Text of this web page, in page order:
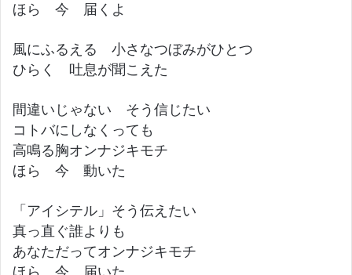
ほら 今 届くよ
風にふるえる 小さなつぼみがひとつ
ひらく 吐息が聞こえた
間違いじゃない そう信じたい
コトバにしなくっても
高鳴る胸オンナジキモチ
ほら 今 動いた
「アイシテル」そう伝えたい
真っ直ぐ誰よりも
あなただってオンナジキモチ
ほら 今 届いた